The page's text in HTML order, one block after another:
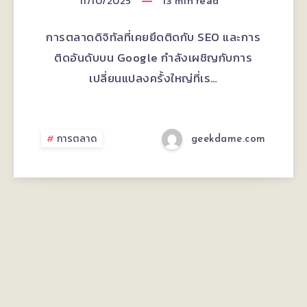
การ
ทำ
คอน
เทนต์
การตลาดดิจิทัลที่เคยยึดติดกับ SEO และการ
ติดอันดับบน Google กำลังเผชิญกับการ
เปลี่ยนแปลงครั้งใหญ่ที่เร…
การตลาด geekdame.com